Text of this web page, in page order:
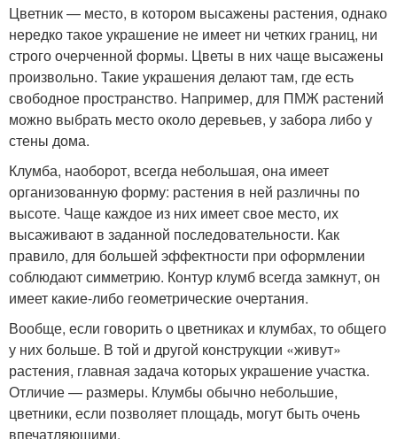
Цветник — место, в котором высажены растения, однако
нередко такое украшение не имеет ни четких границ, ни
строго очерченной формы. Цветы в них чаще высажены
произвольно. Такие украшения делают там, где есть
свободное пространство. Например, для ПМЖ растений
можно выбрать место около деревьев, у забора либо у
стены дома.
Клумба, наоборот, всегда небольшая, она имеет
организованную форму: растения в ней различны по
высоте. Чаще каждое из них имеет свое место, их
высаживают в заданной последовательности. Как
правило, для большей эффектности при оформлении
соблюдают симметрию. Контур клумб всегда замкнут, он
имеет какие-либо геометрические очертания.
Вообще, если говорить о цветниках и клумбах, то общего
у них больше. В той и другой конструкции «живут»
растения, главная задача которых украшение участка.
Отличие — размеры. Клумбы обычно небольшие,
цветники, если позволяет площадь, могут быть очень
впечатляющими.